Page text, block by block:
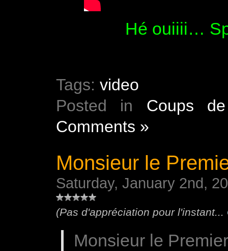
Hé ouiiii…
Tags: video
Posted in Coups
Comments »
Monsieur le
Saturday, January 2nd,
(Pas d'appréciation pour l'instant...
Monsieur le